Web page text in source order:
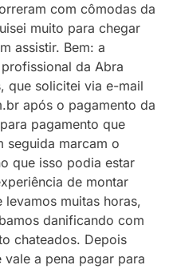
com cômodas da
muito para chegar
assistir. Bem: a
da Abra
que solicitei via e-mail
após o pagamento da
pagamento que
seguida marcam o
que isso podia estar
de montar
muitas horas,
danificando com
chateados. Depois
a pena pagar para